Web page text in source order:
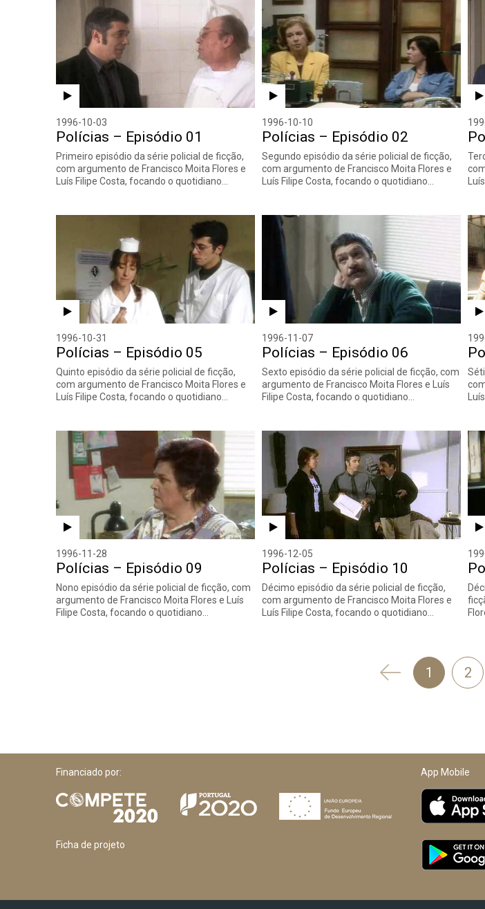
1996-10-03
Polícias – Episódio 01
Primeiro episódio da série policial de ficção,
com argumento de Francisco Moita Flores e
Luís Filipe Costa, focando o quotidiano…
1996-10-10
Polícias – Episódio 02
Segundo episódio da série policial de ficção,
com argumento de Francisco Moita Flores e
Luís Filipe Costa, focando o quotidiano…
1996-10-31
Polícias – Episódio 05
Quinto episódio da série policial de ficção,
com argumento de Francisco Moita Flores e
Luís Filipe Costa, focando o quotidiano…
1996-11-07
Polícias – Episódio 06
Sexto episódio da série policial de ficção, com
argumento de Francisco Moita Flores e Luís
Filipe Costa, focando o quotidiano…
1996-11-28
Polícias – Episódio 09
Nono episódio da série policial de ficção, com
argumento de Francisco Moita Flores e Luís
Filipe Costa, focando o quotidiano…
1996-12-05
Polícias – Episódio 10
Décimo episódio da série policial de ficção,
com argumento de Francisco Moita Flores e
Luís Filipe Costa, focando o quotidiano…
'
1 2
Financiado por:
Ficha de projeto
App Mobile